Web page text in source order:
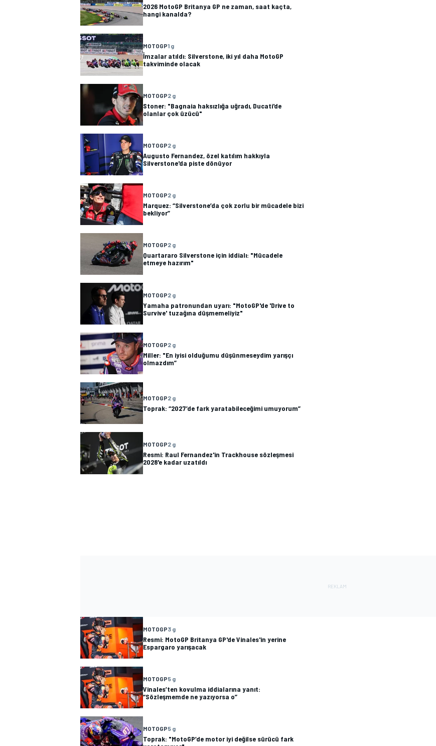
MOTOSİKLET
2026 MotoGP Britanya GP ne zaman, saat kaçta,
hangi kanalda?
MOTOGP1 g
İmzalar atıldı: Silverstone, iki yıl daha MotoGP
takviminde olacak
MOTOGP2 g
Stoner: "Bagnaia haksızlığa uğradı, Ducati'de
olanlar çok üzücü"
MOTOGP2 g
Augusto Fernandez, özel katılım hakkıyla
Silverstone'da piste dönüyor
MOTOGP2 g
Marquez: “Silverstone’da çok zorlu bir mücadele bizi
bekliyor”
MOTOGP2 g
Quartararo Silverstone için iddialı: "Mücadele
etmeye hazırım"
MOTOGP2 g
Yamaha patronundan uyarı: "MotoGP'de 'Drive to
Survive' tuzağına düşmemeliyiz"
MOTOGP2 g
Miller: "En iyisi olduğumu düşünmeseydim yarışçı
olmazdım”
MOTOGP2 g
Toprak: “2027’de fark yaratabileceğimi umuyorum”
MOTOGP2 g
Resmi: Raul Fernandez'in Trackhouse sözleşmesi
2028'e kadar uzatıldı
MOTOGP3 g
Resmi: MotoGP Britanya GP'de Vinales'in yerine
Espargaro yarışacak
MOTOGP5 g
Vinales’ten kovulma iddialarına yanıt:
“Sözleşmemde ne yazıyorsa o”
MOTOGP5 g
Toprak: "MotoGP’de motor iyi değilse sürücü fark